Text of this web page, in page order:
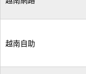
越南自助